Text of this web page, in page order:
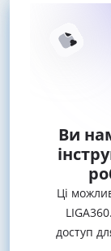
Ви
Ці
доступ